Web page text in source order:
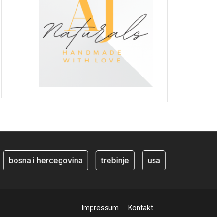
bosna i hercegovina trebinje usa
Impressum Kontakt